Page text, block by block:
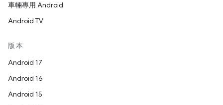
車輛專用 Android
Android TV
版本
Android 17
Android 16
Android 15